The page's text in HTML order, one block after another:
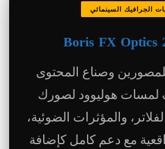
الجرافيك السينمائي
Boris FX Optics
للمصورين وصناع المحتوى
هوليوود لصورك
والمؤثرات الضوئية،
مع دعم كامل كإضافة